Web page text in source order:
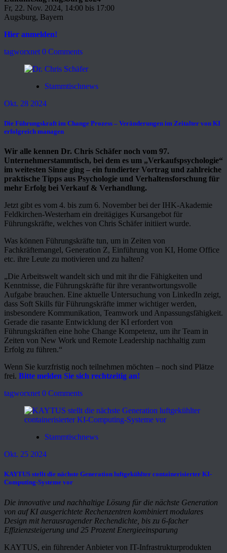
Fr, 22. Nov. 2024, 14:00 bis 17:00
Augsburg, Bayern
Hier anmelden!
tagworxnet 0 Comments
Stammtischnews
Okt. 28 2024
Die Führungskraft im Change Prozess – Veränderungen im Zeitalter von KI
erfolgreich managen
Wir alle kennen Dr. Chris Schäfer noch vom 97.
Unternehmerstammtisch, bei dem es um „Verkaufspsychologie“
im weitesten Sinne ging – ein fundierter Vortrag und zahlreiche
praktische Tipps aus Psychologie und Verhaltensforschung für
mehr Erfolg bei Verkauf & Verhandlung.
Jetzt gibt es vom 4. bis zum 6. November bei der IHK-Akademie
Feldkirchen-Westerham ein dreitägiges Kursangebot für
Führungskräfte, welches von Chris Schäfer initiiert wurde.
Was können Führungskräfte tun, um in Zeiten von
Fachkräftemangel, Generation Z, Einführung von KI, Home Office
etc. ihre Leute zu motivieren und zu halten?
„Die Arbeitswelt wandelt sich und mit ihr die Fähigkeiten und
Kenntnisse, die Führungskräfte für ihre verantwortungsvolle
Aufgabe brauchen. Eine aktuelle Untersuchung von LinkedIn zeigt,
dass Soft Skills für Führungskräfte immer wichtiger werden,
insbesondere Kommunikation, Teamwork und Anpassungsfähigkeit.
Gerade die rasante Entwicklung der KI erfordert von
Führungskräften eine hohe Change Kompetenz, um ihr Team in
Zeiten von New Work und Remote Leadership nachhaltig zum
Erfolg zu führen.“
Wenn Sie kurzfristig noch teilnehmen möchten – noch sind Plätze
frei. Bitte melden Sie sich rechtzeitig an!
tagworxnet 0 Comments
Stammtischnews
Okt. 25 2024
KAYTUS stellt die nächste Generation luftgekühlter containerisierter KI-
Computing-Systeme vor
Die innovative und nachhaltige Lösung für die nächste Generation
von auf KI ausgerichtete Rechenzentren kombiniert modulares
Design mit herausragender Rechendichte, bis zu 6-facher
Effizienzsteigerung und 25 Prozent Energieeinsparung
KAYTUS, ein führender Anbieter von IT-Infrastrukturprodukten